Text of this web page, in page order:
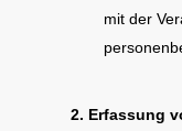
mit der
2. Erfassung